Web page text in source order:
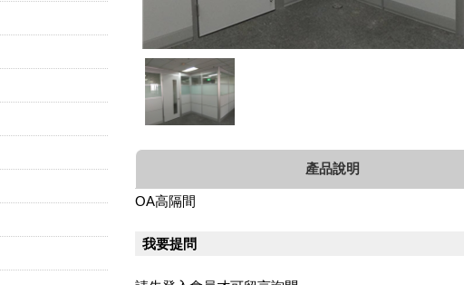
產品說明
OA高隔間
我要提問